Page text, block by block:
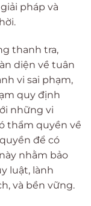
pháp và
thanh tra,
diện về tuân
vi sai phạm,
quy định
những vi
thẩm quyền về
để có
nhằm bảo
luật, lành
và bền vững.